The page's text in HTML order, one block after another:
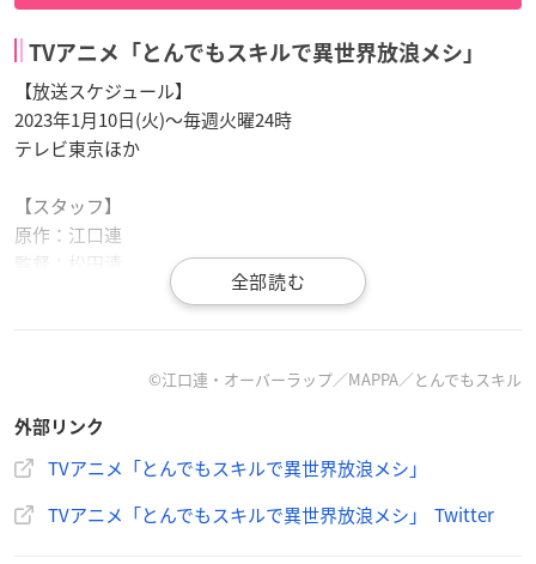
TVアニメ「とんでもスキルで異世界放浪メシ」
【放送スケジュール】
2023年1月10日(火)〜毎週火曜24時
テレビ東京ほか
【スタッフ】
原作：江口連
監督：松田清
シリーズ構成：横手美智子
総作画監督：大津直 / 迫江沙羅
色彩設計：鎌田千賀子
特殊効果：チーム・タニグチ 谷口久美子
編集：定松剛
©江口連・オーバーラップ／MAPPA／とんでもスキル
外部リンク
TVアニメ「とんでもスキルで異世界放浪メシ」
TVアニメ「とんでもスキルで異世界放浪メシ」 Twitter